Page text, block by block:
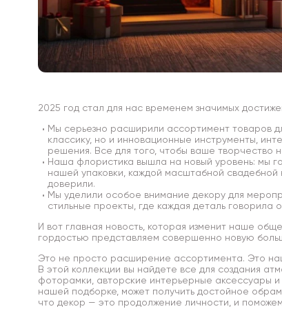
2025 год стал для нас временем значимых
Мы серьезно расширили ассортимент товаров
классику, но и инновационные инструменты,
решения. Все для того, чтобы ваше творчество
Наша флористика вышла на новый уровень: мы
нашей упаковки, каждой масштабной свадебной
доверили.
Мы уделили особое внимание декору для
стильные проекты, где каждая деталь говорила
И вот главная новость, которая изменит наше
гордостью представляем совершенно новую
Это не просто расширение ассортимента. Это
В этой коллекции вы найдете все для создания
фоторамки, авторские интерьерные аксессуары
нашей подборке, может получить достойное
что декор — это продолжение личности, и